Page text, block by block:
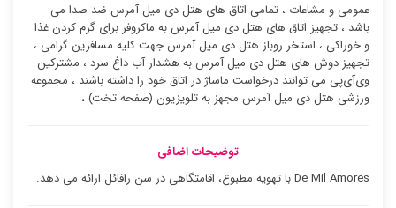
عمومی و مشاعات ، تمامی اتاق های هتل دی میل آمرس ضد صدا می
باشد ، تجهیز اتاق های هتل دی میل آمرس به ماکروفر برای گرم کردن غذا
و خوراکی ، استخر روباز هتل دی میل آمرس جهت کلیه مسافرین گرامی ،
تجهیز دوش های هتل دی میل آمرس به هشدار آب داغ سرد ، مشترکین
وی‌آی‌پی می توانند درخواست ماساژ در اتاق خود را داشته باشند ، مجموعه
ورزشی هتل دی میل آمرس مجهز به تلویزیون (صفحه تخت) ،
توضیحات اضافی
De Mil Amores با تهویه مطبوع، اقامتگاهی در سن رافائل ارائه می دهد.